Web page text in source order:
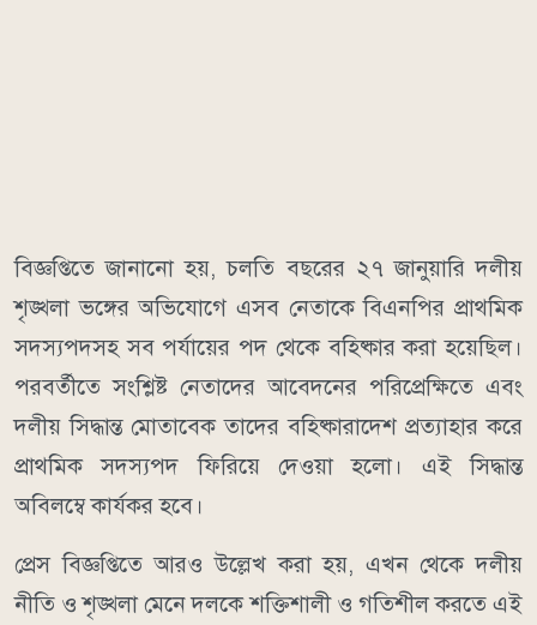
বিজ্ঞপ্তিতে জানানো হয়, চলতি বছরের ২৭ জানুয়ারি দলীয়
শৃঙ্খলা ভঙ্গের অভিযোগে এসব নেতাকে বিএনপির প্রাথমিক
সদস্যপদসহ সব পর্যায়ের পদ থেকে বহিষ্কার করা হয়েছিল।
পরবর্তীতে সংশ্লিষ্ট নেতাদের আবেদনের পরিপ্রেক্ষিতে এবং
দলীয় সিদ্ধান্ত মোতাবেক তাদের বহিষ্কারাদেশ প্রত্যাহার করে
প্রাথমিক সদস্যপদ ফিরিয়ে দেওয়া হলো। এই সিদ্ধান্ত
অবিলম্বে কার্যকর হবে।
প্রেস বিজ্ঞপ্তিতে আরও উল্লেখ করা হয়, এখন থেকে দলীয়
নীতি ও শৃঙ্খলা মেনে দলকে শক্তিশালী ও গতিশীল করতে এই